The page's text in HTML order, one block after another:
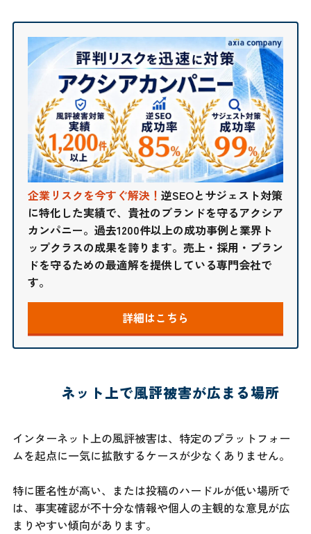
企業リスクを今すぐ解決！ 逆SEOとサジェスト対策
に特化した実績で、貴社のブランドを守るアクシア
カンパニー。過去1200件以上の成功事例と業界ト
ップクラスの成果を誇ります。売上・採用・ブラン
ドを守るための最適解を提供している専門会社で
す。
詳細はこちら
ネット上で風評被害が広まる場所
インターネット上の風評被害は、特定のプラットフォー
ムを起点に一気に拡散するケースが少なくありません。
特に匿名性が高い、または投稿のハードルが低い場所で
は、事実確認が不十分な情報や個人の主観的な意見が広
まりやすい傾向があります。